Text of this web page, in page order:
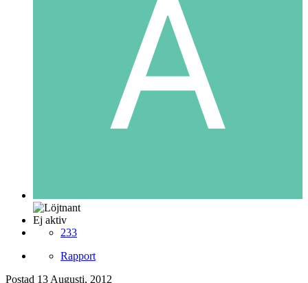
Ej aktiv
233
Rapport
Postad 13 Augusti, 2012